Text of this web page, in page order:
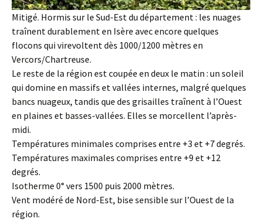
Mitigé. Hormis sur le Sud-Est du département : les nuages
traînent durablement en Isère avec encore quelques
flocons qui virevoltent dès 1000/1200 mètres en
Vercors/Chartreuse.
Le reste de la région est coupée en deux le matin : un soleil
qui domine en massifs et vallées internes, malgré quelques
bancs nuageux, tandis que des grisailles traînent à l’Ouest
en plaines et basses-vallées. Elles se morcellent l’après-
midi.
Températures minimales comprises entre +3 et +7 degrés.
Températures maximales comprises entre +9 et +12
degrés.
Isotherme 0° vers 1500 puis 2000 mètres.
Vent modéré de Nord-Est, bise sensible sur l’Ouest de la
région.